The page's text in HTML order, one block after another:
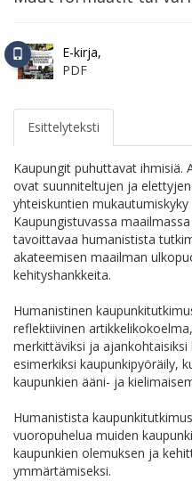
E-kirja,
PDF
Esittelyteksti
Kaupungit puhuttavat ihmisiä.
ovat suunniteltujen ja
yhteiskuntien mukautumiskyky
Kaupungistuvassa
tavoittavaa humanistista
akateemisen maailman
kehityshankkeita.
Humanistinen
reflektiivinen
merkittäviksi ja
esimerkiksi kaupunkipyöräily,
kaupunkien ääni- ja
Humanistista
vuoropuhelua muiden
kaupunkien olemuksen ja
ymmärtämiseksi.